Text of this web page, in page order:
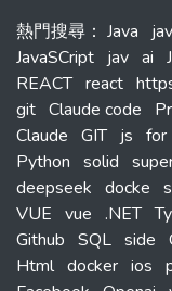
熱門搜尋 ： Java
JavaSCript jav ai
REACT react
git Claude code
Claude GIT js for
Python solid
deepseek docke
VUE vue .NET
Github SQL side
Html docker ios